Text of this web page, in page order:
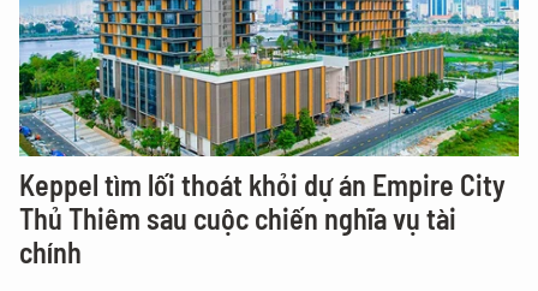
Keppel tìm lối thoát khỏi dự án Empire City
Thủ Thiêm sau cuộc chiến nghĩa vụ tài
chính